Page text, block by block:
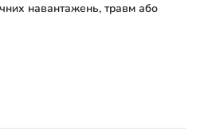
навантажень, травм або